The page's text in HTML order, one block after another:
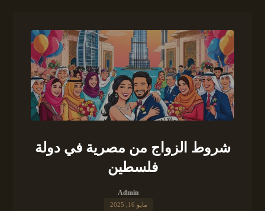
شروط الزواج من مصرية في دولة
فلسطين
Admin
مايو 16, 2025